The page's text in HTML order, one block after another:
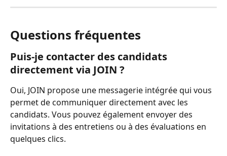
Questions fréquentes
Puis-je contacter des candidats
directement via JOIN ?
Oui, JOIN propose une messagerie intégrée qui vous
permet de communiquer directement avec les
candidats. Vous pouvez également envoyer des
invitations à des entretiens ou à des évaluations en
quelques clics.